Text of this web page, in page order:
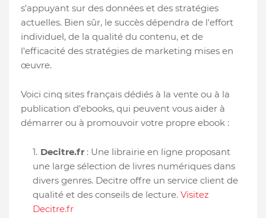
s'appuyant sur des données et des stratégies
actuelles. Bien sûr, le succès dépendra de l'effort
individuel, de la qualité du contenu, et de
l'efficacité des stratégies de marketing mises en
œuvre.
Voici cinq sites français dédiés à la vente ou à la
publication d'ebooks, qui peuvent vous aider à
démarrer ou à promouvoir votre propre ebook :
Decitre.fr : Une librairie en ligne proposant
une large sélection de livres numériques dans
divers genres. Decitre offre un service client de
qualité et des conseils de lecture. Visitez
Decitre.fr